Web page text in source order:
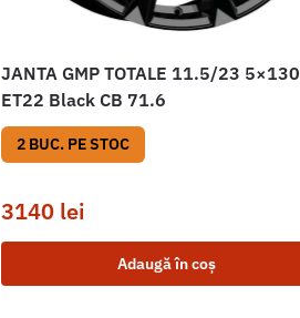
JANTA GMP TOTALE 11.5/23 5×130
ET22 Black CB 71.6
2 BUC. PE STOC
3140 lei
Adaugă în coș